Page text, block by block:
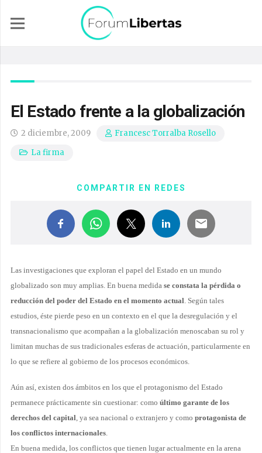
El Estado frente a la globalización
2 diciembre, 2009
Francesc Torralba Rosello
La firma
COMPARTIR EN REDES
Las investigaciones que exploran el papel del Estado en un mundo
globalizado son muy amplias. En buena medida se constata la pérdida o
reducción del poder del Estado en el momento actual. Según tales
estudios, éste pierde peso en un contexto en el que la desregulación y el
transnacionalismo que acompañan a la globalización menoscaban su rol y
limitan muchas de sus tradicionales esferas de actuación, particularmente en
lo que se refiere al gobierno de los procesos económicos.
Aún así, existen dos ámbitos en los que el protagonismo del Estado
permanece prácticamente sin cuestionar: como último garante de los
derechos del capital, ya sea nacional o extranjero y como protagonista de
los conflictos internacionales.
En buena medida, los conflictos que tienen lugar actualmente en la arena